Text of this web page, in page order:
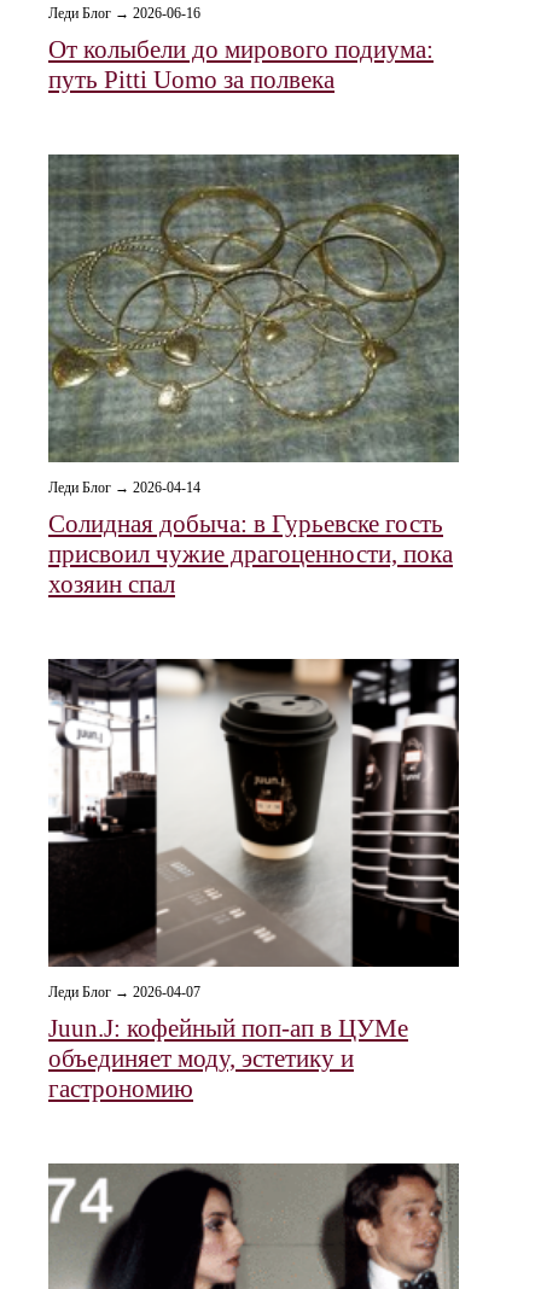
Леди Блог → 2026-06-16
От колыбели до мирового подиума:
путь Pitti Uomo за полвека
Леди Блог → 2026-04-14
Солидная добыча: в Гурьевске гость
присвоил чужие драгоценности, пока
хозяин спал
Леди Блог → 2026-04-07
Juun.J: кофейный поп-ап в ЦУМе
объединяет моду, эстетику и
гастрономию